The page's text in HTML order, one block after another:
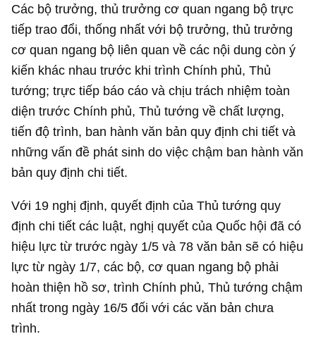
Các bộ trưởng, thủ trưởng cơ quan ngang bộ trực
tiếp trao đổi, thống nhất với bộ trưởng, thủ trưởng
cơ quan ngang bộ liên quan về các nội dung còn ý
kiến khác nhau trước khi trình Chính phủ, Thủ
tướng; trực tiếp báo cáo và chịu trách nhiệm toàn
diện trước Chính phủ, Thủ tướng về chất lượng,
tiến độ trình, ban hành văn bản quy định chi tiết và
những vấn đề phát sinh do việc chậm ban hành văn
bản quy định chi tiết.
Với 19 nghị định, quyết định của Thủ tướng quy
định chi tiết các luật, nghị quyết của Quốc hội đã có
hiệu lực từ trước ngày 1/5 và 78 văn bản sẽ có hiệu
lực từ ngày 1/7, các bộ, cơ quan ngang bộ phải
hoàn thiện hồ sơ, trình Chính phủ, Thủ tướng chậm
nhất trong ngày 16/5 đối với các văn bản chưa
trình.